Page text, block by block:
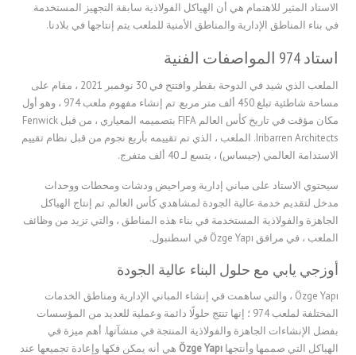
الاستاد المثير للاهتمام هي أن الهياكل الفولاذية سابقة التجهيز المستخدمة
في بناء المناطق الإدارية والمناطق الأمنية للملعب يتم إنتاجها في بلادنا.
استاد 974 المواصفات الفنية
الملعب الذي شيد في الدوحة بقطر وافتتح في 30 نوفمبر 2021 ، مقام على
مساحة شاطئية تبلغ 450 ألف متر مربع. تم إنشاء مفهوم ملعب 974 ، وهو أول
مكان مؤقت في تاريخ كأس العالم FIFA بتصميمه المعياري ، من قبل Fenwick
Iribarren Architects. الملعب ، الذي تم تقييمه بأربع نجوم من قبل نظام تقييم
الاستدامة العالمي (جيساس) ، يتسع لـ 40 ألف متفرج.
سيحتوي الاستاد على مباني إدارية ومراحيض ودشات ومحطات ووحدات
مدخل لتقديم خدمة عالية الجودة لمشاهدي كأس العالم. تم إنتاج الهياكل
الجاهزة والفولاذية المستخدمة في بناء هذه المناطق ، والتي تزيد من وظائف
الملعب ، في مرافق Özge Yapı في اسطنبول.
أوزجي يابي مع حلول البناء عالية الجودة
Özge Yapı ، والتي ساهمت في إنشاء المباني الإدارية ومناطق الخدمات
المختلفة لملعب 974 ؛ إنها تنتج حلولًا دائمة وعملية للعديد من المؤسسات
بفضل الإنشاءات الجاهزة والفولاذية المنتجة في منشآتها. أهم ميزة في
الهياكل التي صممها وأنتجهاÖzge Yapı هي أنه يمكن فكها وإعادة تجميعها عند